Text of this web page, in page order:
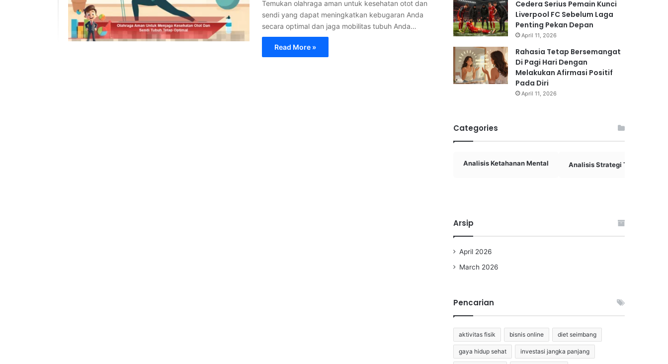
Temukan olahraga aman untuk kesehatan otot dan
sendi yang dapat meningkatkan kebugaran Anda
secara optimal dan jaga mobilitas tubuh Anda…
Read More »
Cedera Serius Pemain Kunci
Liverpool FC Sebelum Laga
Penting Pekan Depan
April 11, 2026
Rahasia Tetap Bersemangat
Di Pagi Hari Dengan
Melakukan Afirmasi Positif
Pada Diri
April 11, 2026
Categories
Analisis Ketahanan Mental Analisis Strategi Tim Basket
Arsip
April 2026
March 2026
Pencarian
aktivitas fisik bisnis online diet seimbang
gaya hidup sehat investasi jangka panjang